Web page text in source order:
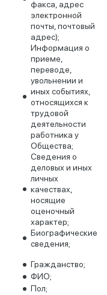
факса, адрес
электронной
почты, почтовый
адрес);
Информация о
приеме,
переводе,
увольнении и
иных событиях,
относящихся к
трудовой
деятельности
работника у
Общества;
Сведения о
деловых и иных
личных
качествах,
носящие
оценочный
характер;
Биографические
сведения;
Гражданство;
ФИО;
Пол;